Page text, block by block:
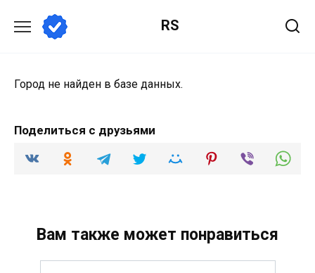
содержанию
RS
Город не найден в базе данных.
Поделиться с друзьями
Вам также может понравиться